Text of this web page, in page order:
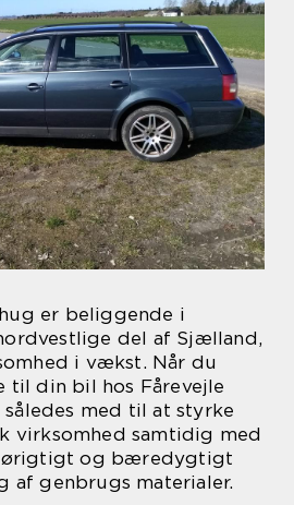
er beliggende i
del af Sjælland,
i vækst. Når du
til din bil hos Fårevejle
med til at styrke
virksomhed samtidig med
og bæredygtigt
af genbrugs materialer.